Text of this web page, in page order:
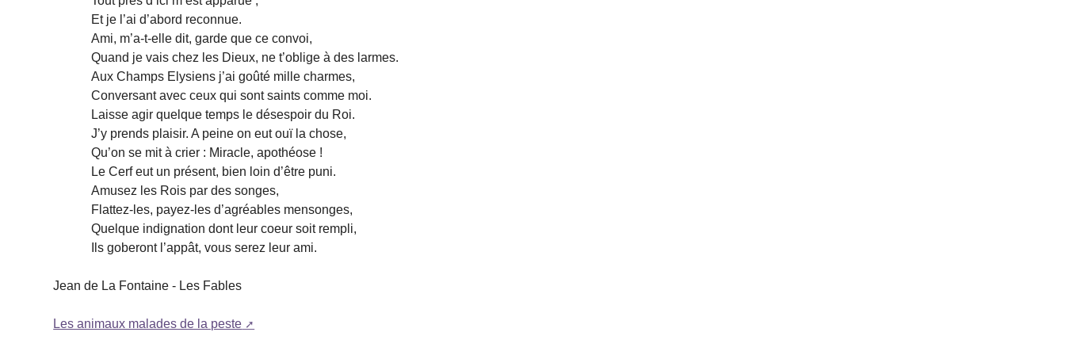
Et je l’ai d’abord reconnue.
Ami, m’a-t-elle dit, garde que ce convoi,
Quand je vais chez les Dieux, ne t’oblige à des larmes.
Aux Champs Elysiens j’ai goûté mille charmes,
Conversant avec ceux qui sont saints comme moi.
Laisse agir quelque temps le désespoir du Roi.
J’y prends plaisir. A peine on eut ouï la chose,
Qu’on se mit à crier : Miracle, apothéose !
Le Cerf eut un présent, bien loin d’être puni.
Amusez les Rois par des songes,
Flattez-les, payez-les d’agréables mensonges,
Quelque indignation dont leur coeur soit rempli,
Ils goberont l’appât, vous serez leur ami.
Jean de La Fontaine - Les Fables
Les animaux malades de la peste